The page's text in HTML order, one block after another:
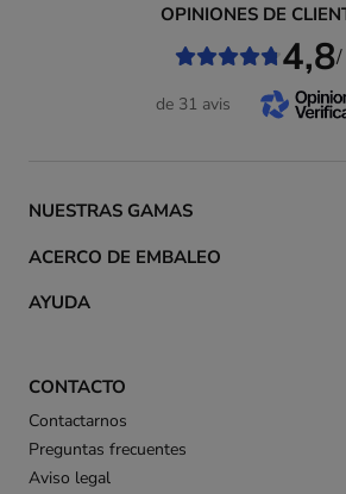
CONTACTO
Contactarnos
Preguntas frecuentes
Aviso legal
NUESTRAS GAMAS
ACERCO DE EMBALEO
AYUDA
OPINIONES DE
4,8
de 31 avis